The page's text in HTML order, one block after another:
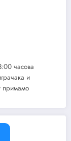
часова
и
примамо